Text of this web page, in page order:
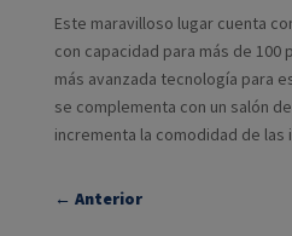
Este maravilloso lugar cuenta
con capacidad para más de 100
más avanzada tecnología para
se complementa con un salón
incrementa la comodidad de las
← Anterior